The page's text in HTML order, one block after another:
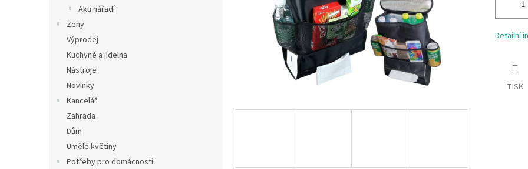
Aku nářadí
Ženy
Výprodej
Kuchyně a jídelna
Nástroje
Novinky
Kancelář
Zahrada
Dům
Umělé květiny
Potřeby pro domácnosti
Detailní
TISK